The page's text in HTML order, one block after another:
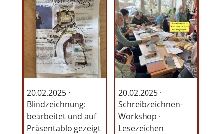
20.02.2025 ·
Blindzeichnung:
bearbeitet und auf
Präsentablo gezeigt
20.02.2025 ·
Schreibzeichnen-
Workshop ·
Lesezeichen